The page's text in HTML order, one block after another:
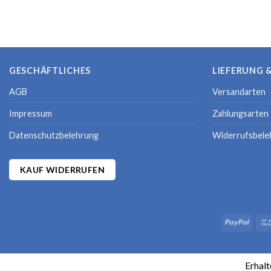
GESCHÄFTLICHES
AGB
Impressum
Datenschutzbelehrung
LIEFERUNG
Versandarten
Zahlungsarten
KAUF WIDERRUFEN